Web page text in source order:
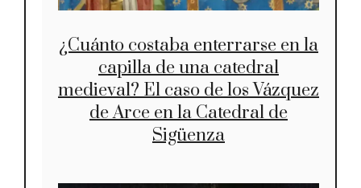
¿Cuánto costaba enterrarse en la
capilla de una catedral
medieval? El caso de los Vázquez
de Arce en la Catedral de
Sigüenza